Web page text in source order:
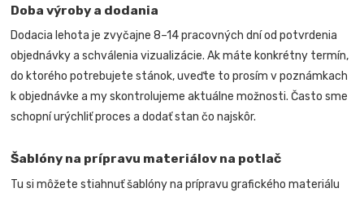
Doba výroby a dodania
Dodacia lehota je zvyčajne 8–14 pracovných dní od potvrdenia
objednávky a schválenia vizualizácie. Ak máte konkrétny termín,
do ktorého potrebujete stánok, uveďte to prosím v poznámkach
k objednávke a my skontrolujeme aktuálne možnosti. Často sme
schopní urýchliť proces a dodať stan čo najskôr.
Šablóny na prípravu materiálov na potlač
Tu si môžete stiahnuť šablóny na prípravu grafického materiálu